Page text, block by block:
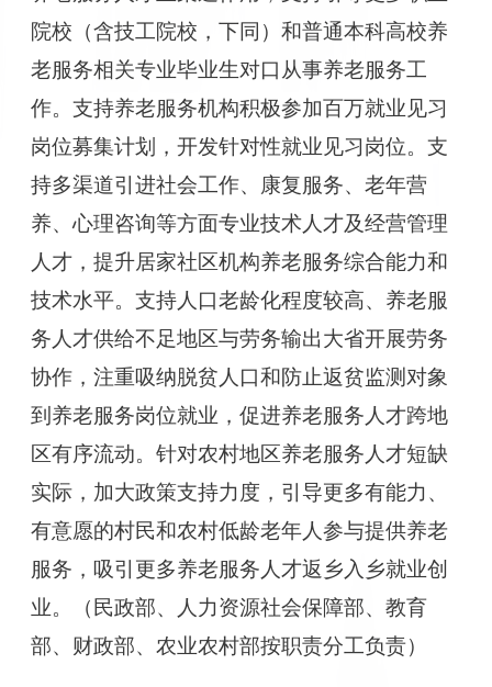
院校（含技工院校，下同）和普通本科高校养
老服务相关专业毕业生对口从事养老服务工
作。支持养老服务机构积极参加百万就业见习
岗位募集计划，开发针对性就业见习岗位。支
持多渠道引进社会工作、康复服务、老年营
养、心理咨询等方面专业技术人才及经营管理
人才，提升居家社区机构养老服务综合能力和
技术水平。支持人口老龄化程度较高、养老服
务人才供给不足地区与劳务输出大省开展劳务
协作，注重吸纳脱贫人口和防止返贫监测对象
到养老服务岗位就业，促进养老服务人才跨地
区有序流动。针对农村地区养老服务人才短缺
实际，加大政策支持力度，引导更多有能力、
有意愿的村民和农村低龄老年人参与提供养老
服务，吸引更多养老服务人才返乡入乡就业创
业。（民政部、人力资源社会保障部、教育
部、财政部、农业农村部按职责分工负责）